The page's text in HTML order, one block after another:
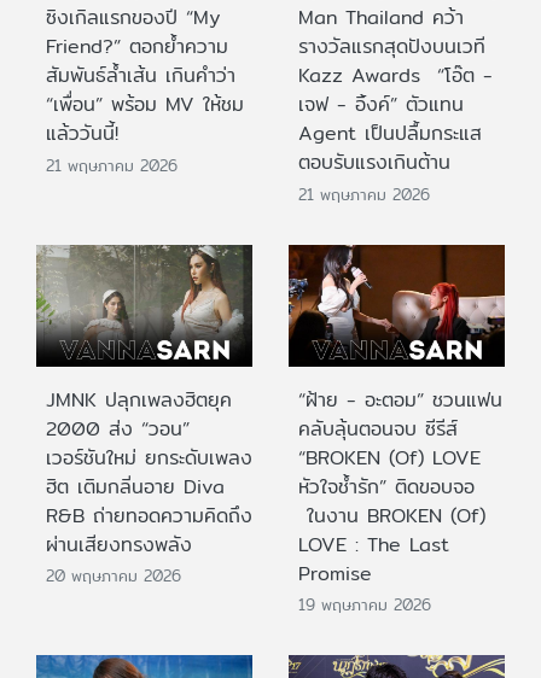
ซิงเกิลแรกของปี “My
Friend?” ตอกย้ำความ
สัมพันธ์ล้ำเส้น เกินคำว่า
“เพื่อน” พร้อม MV ให้ชม
แล้ววันนี้!
21 พฤษภาคม 2026
Man Thailand คว้า
รางวัลแรกสุดปังบนเวที
Kazz Awards “โอ๊ต -
เจฟ - อิ้งค์” ตัวแทน
Agent เป็นปลื้มกระแส
ตอบรับแรงเกินต้าน
21 พฤษภาคม 2026
JMNK ปลุกเพลงฮิตยุค
2000 ส่ง “วอน”
เวอร์ชันใหม่ ยกระดับเพลง
ฮิต เติมกลิ่นอาย Diva
R&B ถ่ายทอดความคิดถึง
ผ่านเสียงทรงพลัง
20 พฤษภาคม 2026
“ฝ้าย - อะตอม” ชวนแฟน
คลับลุ้นตอนจบ ซีรีส์
“BROKEN (Of) LOVE
หัวใจช้ำรัก” ติดขอบจอ
ในงาน BROKEN (Of)
LOVE : The Last
Promise
19 พฤษภาคม 2026